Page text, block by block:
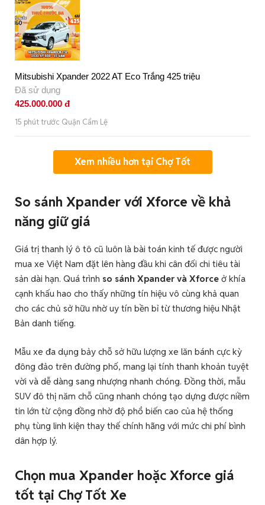
Mitsubishi Xpander 2022 AT Eco Trắng 425 triệu
Đã sử dụng
425.000.000 đ
15 phút trước Quận Cẩm Lệ
Xem nhiều hơn tại Chợ Tốt
So sánh Xpander với Xforce về khả
năng giữ giá
Giá trị thanh lý ô tô cũ luôn là bài toán kinh tế được người
mua xe Việt Nam đặt lên hàng đầu khi cân đối chi tiêu tài
sản dài hạn. Quá trình so sánh Xpander và Xforce ở khía
cạnh khấu hao cho thấy những tín hiệu vô cùng khả quan
cho các chủ sở hữu nhờ uy tín bền bỉ từ thương hiệu Nhật
Bản danh tiếng.
Mẫu xe đa dụng bảy chỗ sở hữu lượng xe lăn bánh cực kỳ
đông đảo trên đường phố, mang lại tính thanh khoản tuyệt
vời và dễ dàng sang nhượng nhanh chóng. Đồng thời, mẫu
SUV đô thị năm chỗ cũng nhanh chóng tạo dựng được niềm
tin lớn từ cộng đồng nhờ độ phổ biến cao của hệ thống
phụ tùng linh kiện thay thế chính hãng với mức chi phí bình
dân hợp lý.
Chọn mua Xpander hoặc Xforce giá
tốt tại Chợ Tốt Xe